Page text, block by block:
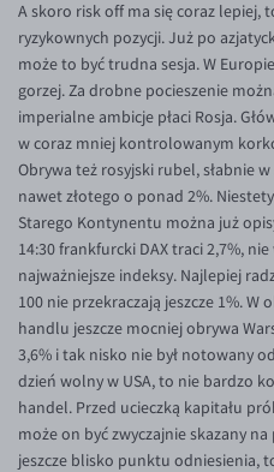
EUR/BGN
EUR/CAD
EUR/CNY
EUR/HKD
EUR/HUF
EUR/ILS
EUR/JPY
EUR/NZD
EUR/RON
EUR/SGD
EUR/TRY
EUR/ZAR
A skoro risk off ma się coraz lepiej,
ryzykownych pozycji. Już po
może to być trudna sesja. W
gorzej. Za drobne pocieszenie
imperialne ambicje płaci Rosja.
w coraz mniej kontrolowanym
Obrywa też rosyjski rubel, słabnie
nawet złotego o ponad 2%.
Starego Kontynentu można już
14:30 frankfurcki DAX traci 2,7%,
najważniejsze indeksy. Najlepiej
100 nie przekraczają jeszcze 1%.
handlu jeszcze mocniej obrywa
3,6% i tak nisko nie był notowany
dzień wolny w USA, to nie bardzo
handel. Przed ucieczką kapitału
może on być zwyczajnie skazany
jeszcze blisko punktu odniesienia,